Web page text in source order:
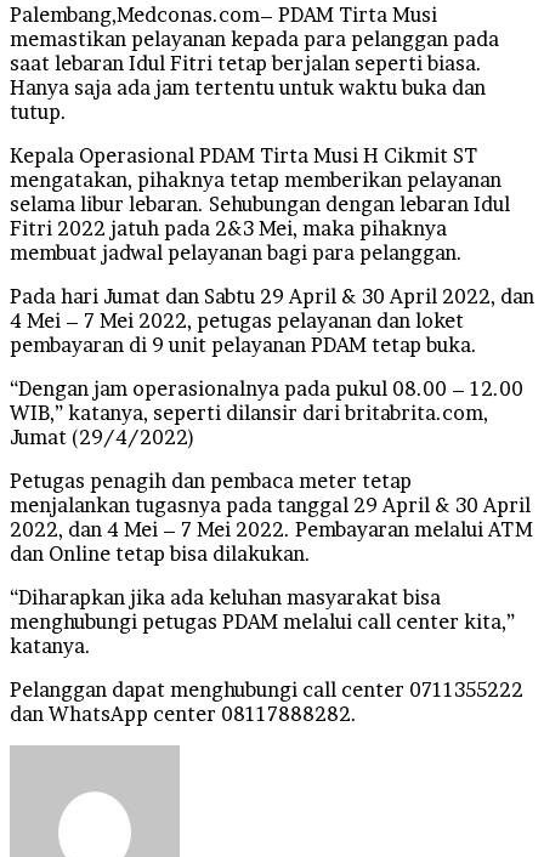
Palembang,Medconas.com– PDAM Tirta Musi
memastikan pelayanan kepada para pelanggan pada
saat lebaran Idul Fitri tetap berjalan seperti biasa.
Hanya saja ada jam tertentu untuk waktu buka dan
tutup.
Kepala Operasional PDAM Tirta Musi H Cikmit ST
mengatakan, pihaknya tetap memberikan pelayanan
selama libur lebaran. Sehubungan dengan lebaran Idul
Fitri 2022 jatuh pada 2&3 Mei, maka pihaknya
membuat jadwal pelayanan bagi para pelanggan.
Pada hari Jumat dan Sabtu 29 April & 30 April 2022, dan
4 Mei – 7 Mei 2022, petugas pelayanan dan loket
pembayaran di 9 unit pelayanan PDAM tetap buka.
“Dengan jam operasionalnya pada pukul 08.00 – 12.00
WIB,” katanya, seperti dilansir dari britabrita.com,
Jumat (29/4/2022)
Petugas penagih dan pembaca meter tetap
menjalankan tugasnya pada tanggal 29 April & 30 April
2022, dan 4 Mei – 7 Mei 2022. Pembayaran melalui ATM
dan Online tetap bisa dilakukan.
“Diharapkan jika ada keluhan masyarakat bisa
menghubungi petugas PDAM melalui call center kita,”
katanya.
Pelanggan dapat menghubungi call center 0711355222
dan WhatsApp center 08117888282.